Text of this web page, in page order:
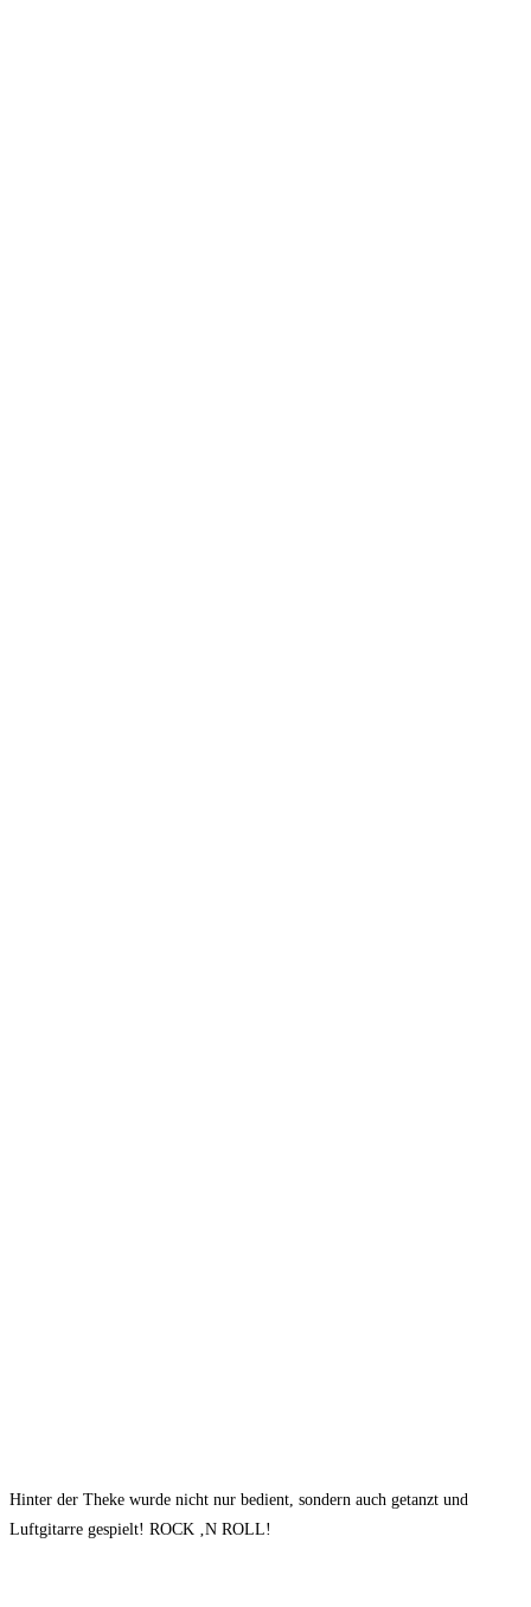
Hinter der Theke wurde nicht nur bedient, sondern auch getanzt und
Luftgitarre gespielt! ROCK ‚N ROLL!